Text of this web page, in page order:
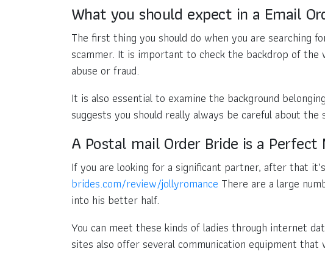
What you should expect in a Email
The first thing you should do when you are searching
scammer. It is important to check the backdrop of
abuse or fraud.
It is also essential to examine the background
suggests you should really always be careful about
A Postal mail Order Bride is a Perfect
If you are looking for a significant partner, after that
brides.com/review/jollyromance There are a large
into his better half.
You can meet these kinds of ladies through internet
sites also offer several communication equipment